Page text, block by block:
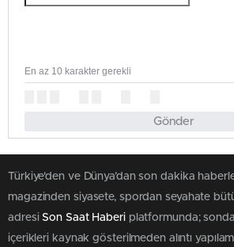
Gönder
En az 10 karakter gerekli
Türkiye'den ve Dünya’dan son dakika
magazinden siyasete, spordan seyahate
adresiSon Saat Haberiplatformunda;
içerikleri kaynak gösterilmeden alıntı